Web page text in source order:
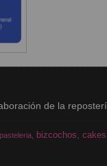
de la
bizcochos cakes